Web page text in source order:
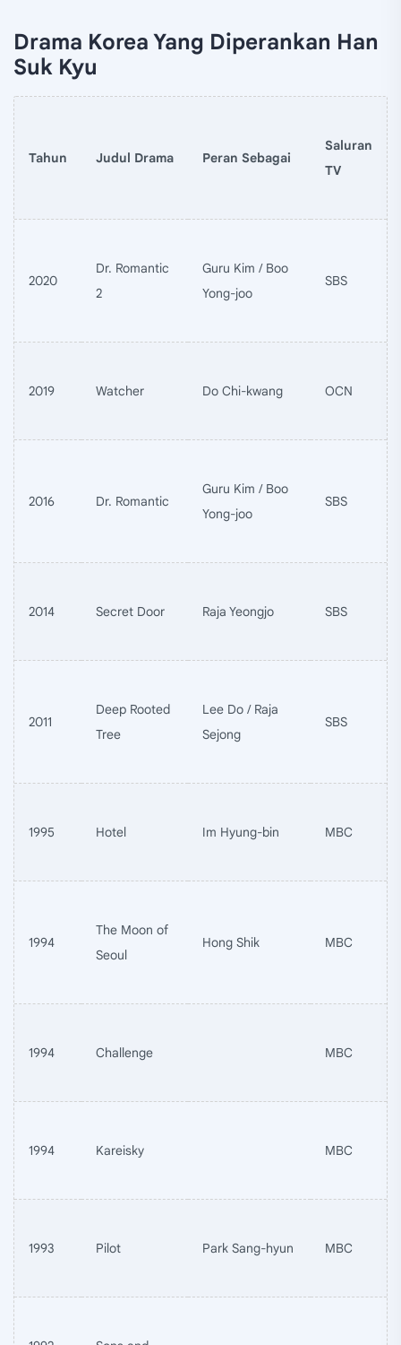
Drama Korea Yang Diperankan Han
Suk Kyu
Tahun Judul Drama Peran Sebagai
Saluran
TV
2020
Dr. Romantic
2
Guru Kim / Boo
Yong-joo
SBS
2019 Watcher Do Chi-kwang OCN
2016 Dr. Romantic
Guru Kim / Boo
Yong-joo
SBS
2014 Secret Door Raja Yeongjo SBS
2011
Deep Rooted
Tree
Lee Do / Raja
Sejong
SBS
1995 Hotel Im Hyung-bin MBC
1994
The Moon of
Seoul
Hong Shik MBC
1994 Challenge MBC
1994 Kareisky MBC
1993 Pilot Park Sang-hyun MBC